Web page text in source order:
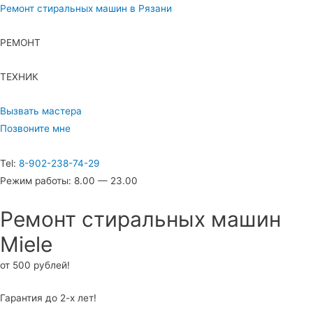
Ремонт стиральных машин в Рязани
РЕМОНТ
ТЕХНИК
Вызвать мастера
Позвоните мне
Tel: 8-902-238-74-29
Режим работы: 8.00 — 23.00
Ремонт стиральных машин
Miele
от 500 рублей!
Гарантия до 2-х лет!